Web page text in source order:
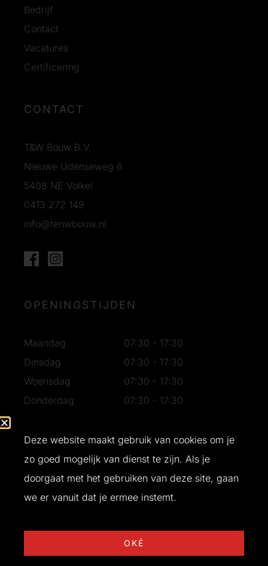
Bedrijf
Contact
Vacatures
Certificering
CONTACT
T&W Bouw B.V.
Nieuwe Udenseweg 6
5408 NE Volkel
0413 272 149
info@tenwbouw.nl
OPENINGSTIJDEN
Maandag
07:30 - 17:30
Dinsdag
07:30 - 17:30
Woensdag
07:30 - 17:30
Donderdag
07:30 - 17:30
Zaterdag
07:30 - 16:30
Zondag
Gesloten
Deze website maakt gebruik van cookies om je
zo goed mogelijk van dienst te zijn. Als je
doorgaat met het gebruiken van deze site, gaan
we er vanuit dat je ermee instemt.
OKÉ